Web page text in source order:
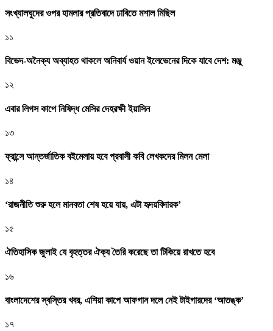
সংখ্যালঘুদের ওপর হামলার প্রতিবাদে ঢাবিতে মশাল মিছিল
১১
বিভেদ-অনৈক্য অব্যাহত থাকলে অনিবার্য ওয়ান ইলেভেনের দিকে যাবে দেশ: মঞ্জু
১২
এবার লিগস কাপে নিষিদ্ধ মেসির দেহরক্ষী ইয়াসিন
১৩
ফ্রান্সে আন্তর্জাতিক বইমেলায় হবে প্রবাসী কবি লেখকদের মিলন মেলা
১৪
‘রাজনীতি শুরু হলে মানবতা শেষ হয়ে যায়, এটা হৃদয়বিদারক’
১৫
ঐতিহাসিক জুলাই যে বৃহত্তর ঐক্য তৈরি করেছে তা টিকিয়ে রাখতে হবে
১৬
বাংলাদেশের স্বস্তির খবর, এশিয়া কাপে আফগান দলে নেই টাইগারদের ‘আতঙ্ক’
১৭